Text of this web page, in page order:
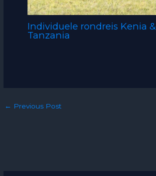
Individuele rondreis Kenia &
Tanzania
← Previous Post